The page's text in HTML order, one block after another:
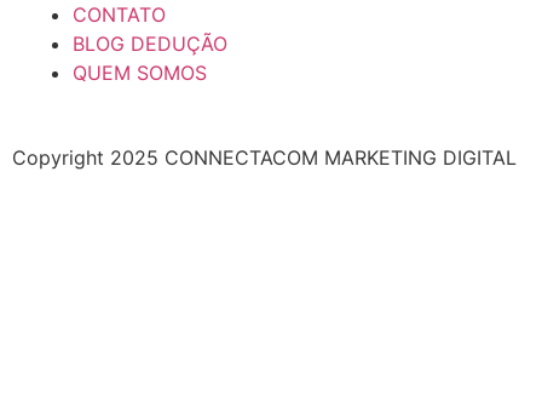
CONTATO
BLOG DEDUÇÃO
QUEM SOMOS
Copyright 2025 CONNECTACOM MARKETING DIGITAL